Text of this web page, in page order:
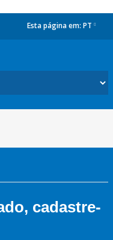
Esta página em: PT
cadastre-